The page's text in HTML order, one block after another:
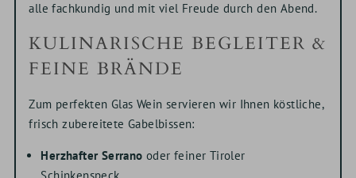
alle fachkundig und mit viel Freude durch den Abend.
KULINARISCHE BEGLEITER &
FEINE BRÄNDE
Zum perfekten Glas Wein servieren wir Ihnen köstliche,
frisch zubereitete Gabelbissen:
Herzhafter Serrano oder feiner Tiroler